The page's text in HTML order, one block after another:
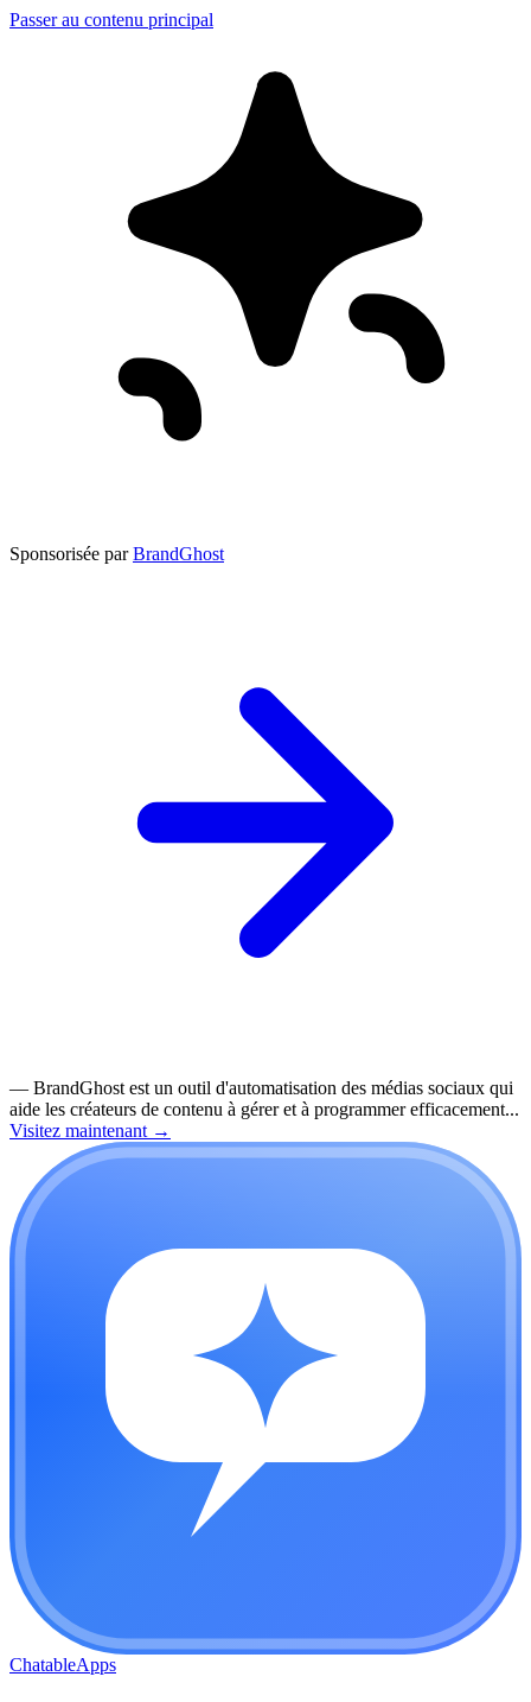
Passer au contenu principal
Sponsorisée par BrandGhost
— BrandGhost est un outil d'automatisation des médias sociaux qui
aide les créateurs de contenu à gérer et à programmer efficacement...
Visitez maintenant →
ChatableApps